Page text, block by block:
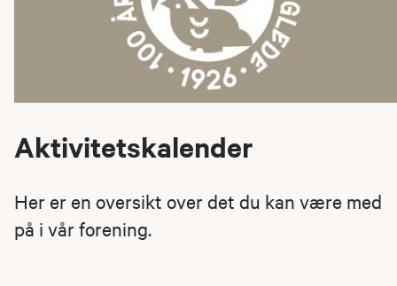
Aktivitetskalender
Her er en oversikt over det du kan være med
på i vår forening.